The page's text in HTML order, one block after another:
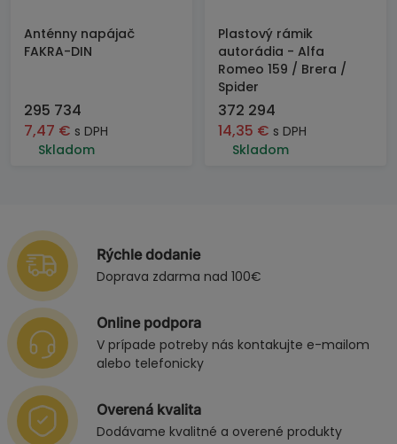
Anténny napájač
FAKRA-DIN
295 734
7,47 € s DPH
Skladom
Plastový rámik
autorádia - Alfa
Romeo 159 / Brera /
Spider
372 294
14,35 € s DPH
Skladom
Rýchle dodanie
Doprava zdarma nad 100€
Online podpora
V prípade potreby nás kontakujte e-mailom
alebo telefonicky
Overená kvalita
Dodávame kvalitné a overené produkty